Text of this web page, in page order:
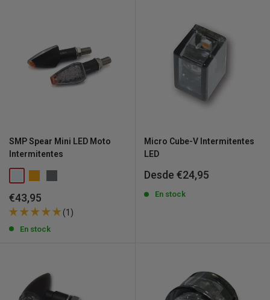
SMP Spear Mini LED Moto
Intermitentes
Precio
de
venta
€43,95
(1)
En stock
Micro Cube-V Intermitentes
LED
Precio
venta
Desde €24,95
En stock